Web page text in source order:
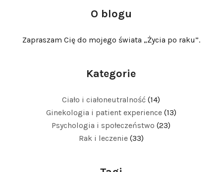
O blogu
Zapraszam Cię do mojego świata „Życia po raku”.
Kategorie
Ciało i ciałoneutralność (14)
Ginekologia i patient experience(13)
Psychologia i społeczeństwo (23)
Rak i leczenie(33)